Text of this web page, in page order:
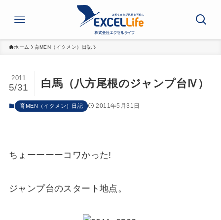
ホーム 育MEN（イクメン）日記
白馬（八方尾根のジャンプ台Ⅳ）
2011
5/31
育MEN（イクメン）日記 2011年5月31日
ちょーーーーコワかった!
ジャンプ台のスタート地点。